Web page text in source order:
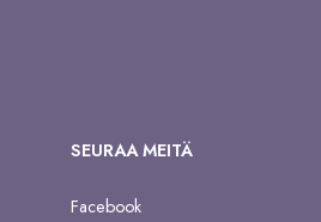
SEURAA MEITÄ
Facebook